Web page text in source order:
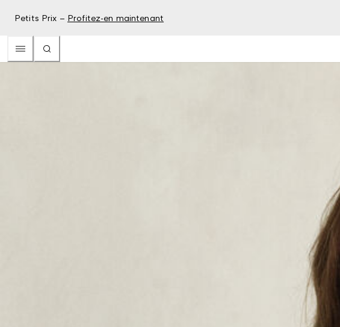
Petits Prix – Profitez-en maintenant